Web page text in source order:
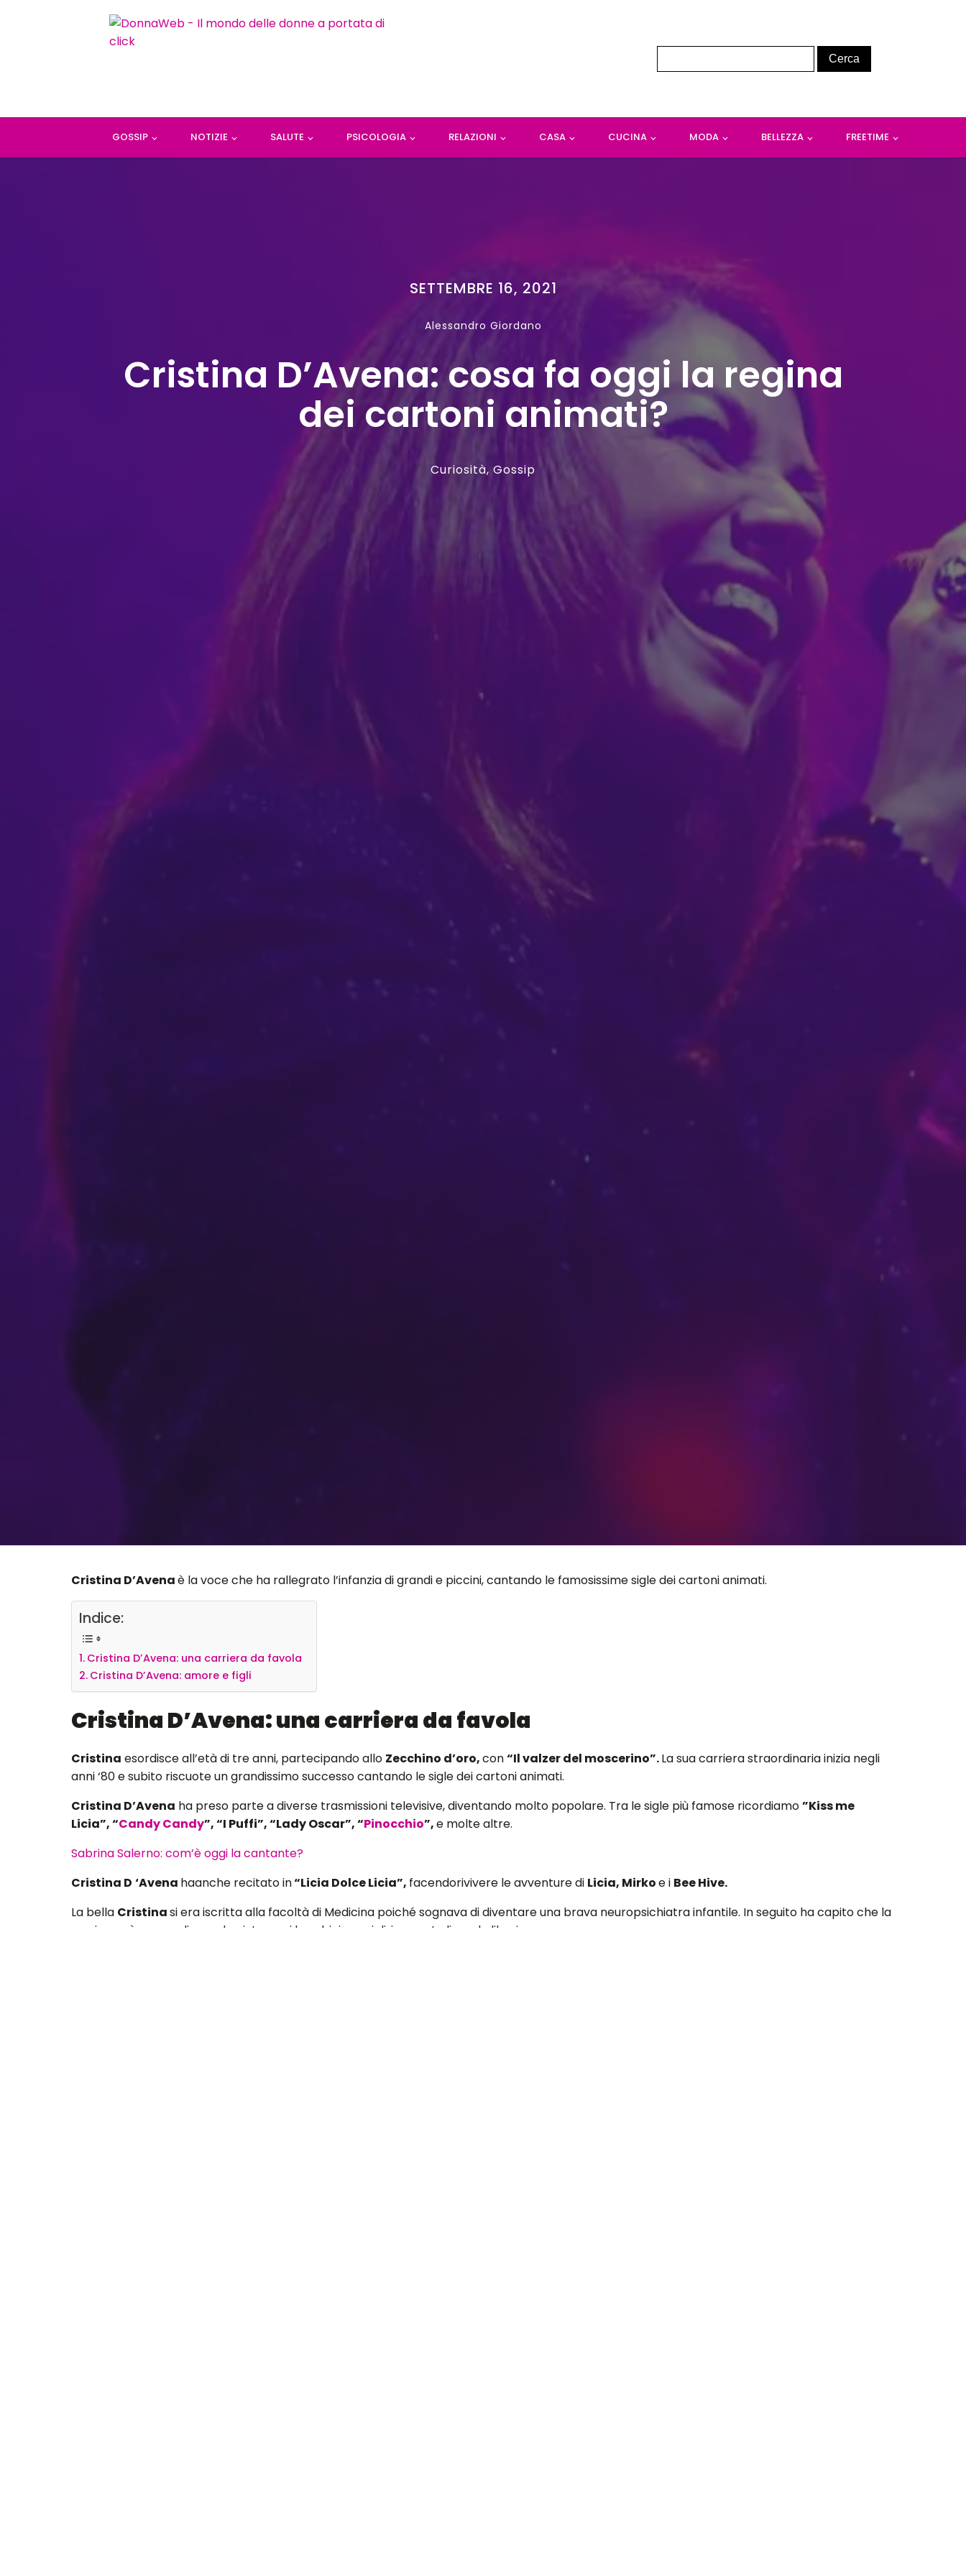
GOSSIP NOTIZIE SALUTE PSICOLOGIA RELAZIONI CASA CUCINA MODA BELLEZZA FREETIME
SETTEMBRE 16, 2021
Alessandro Giordano
Cristina D’Avena: cosa fa oggi la regina
dei cartoni animati?
Curiosità, Gossip
Cristina D’Avenaè la voce che ha rallegrato l’infanzia di grandi e piccini, cantando le famosissime sigle dei cartoni animati.
Indice:
Cristina D’Avena: una carriera da favola
Cristina D’Avena: amore e figli
Cristina D’Avena: una carriera da favola
Cristina esordisce all’età di tre anni, partecipando allo Zecchino d’oro,con“Il valzer del moscerino”.La sua carriera straordinaria inizia negli
anni ‘80 e subito riscuote un grandissimo successo cantando le sigle dei cartoni animati.
Cristina D’Avena ha preso parte a diverse trasmissioni televisive, diventando molto popolare. Tra le sigle più famose ricordiamo”Kiss me
Licia”, “Candy Candy”, “I Puffi”, “Lady Oscar”, “Pinocchio”,e molte altre.
Sabrina Salerno: com’è oggi la cantante?
Cristina D ‘Avena haanche recitato in“Licia Dolce Licia”, facendorivivere le avventure di Licia, Mirkoe i Bee Hive.
La bella Cristinasi era iscritta alla facoltà di Medicina poiché sognava di diventare una brava neuropsichiatra infantile. In seguito ha capito che la
musica può essere di grande aiuto per i bambini speciali, in quanto li rende liberi.